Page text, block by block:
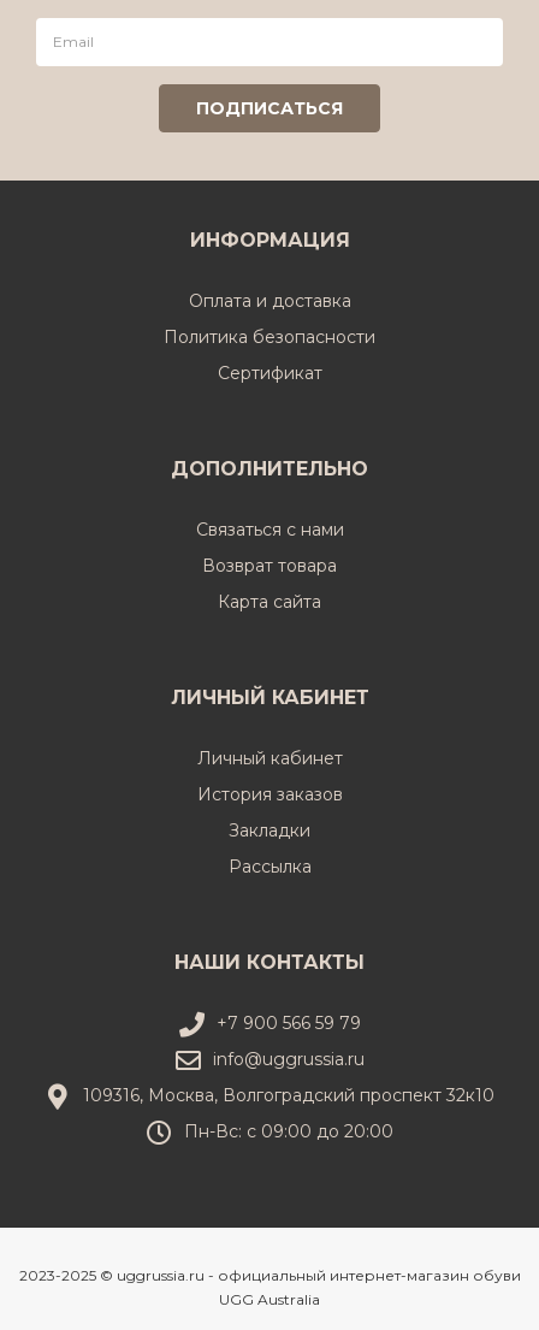
ИНФОРМАЦИЯ
Оплата и доставка
Политика безопасности
Cертификат
ДОПОЛНИТЕЛЬНО
Связаться с нами
Возврат товара
Карта сайта
ЛИЧНЫЙ КАБИНЕТ
Личный кабинет
История заказов
Закладки
Рассылка
НАШИ КОНТАКТЫ
+7 900 566 59 79
info@uggrussia.ru
109316, Москва, Волгоградский проспект 32к10
Пн-Вс: с 09:00 до 20:00
2023-2025 © uggrussia.ru - официальный интернет-магазин обуви
UGG Australia